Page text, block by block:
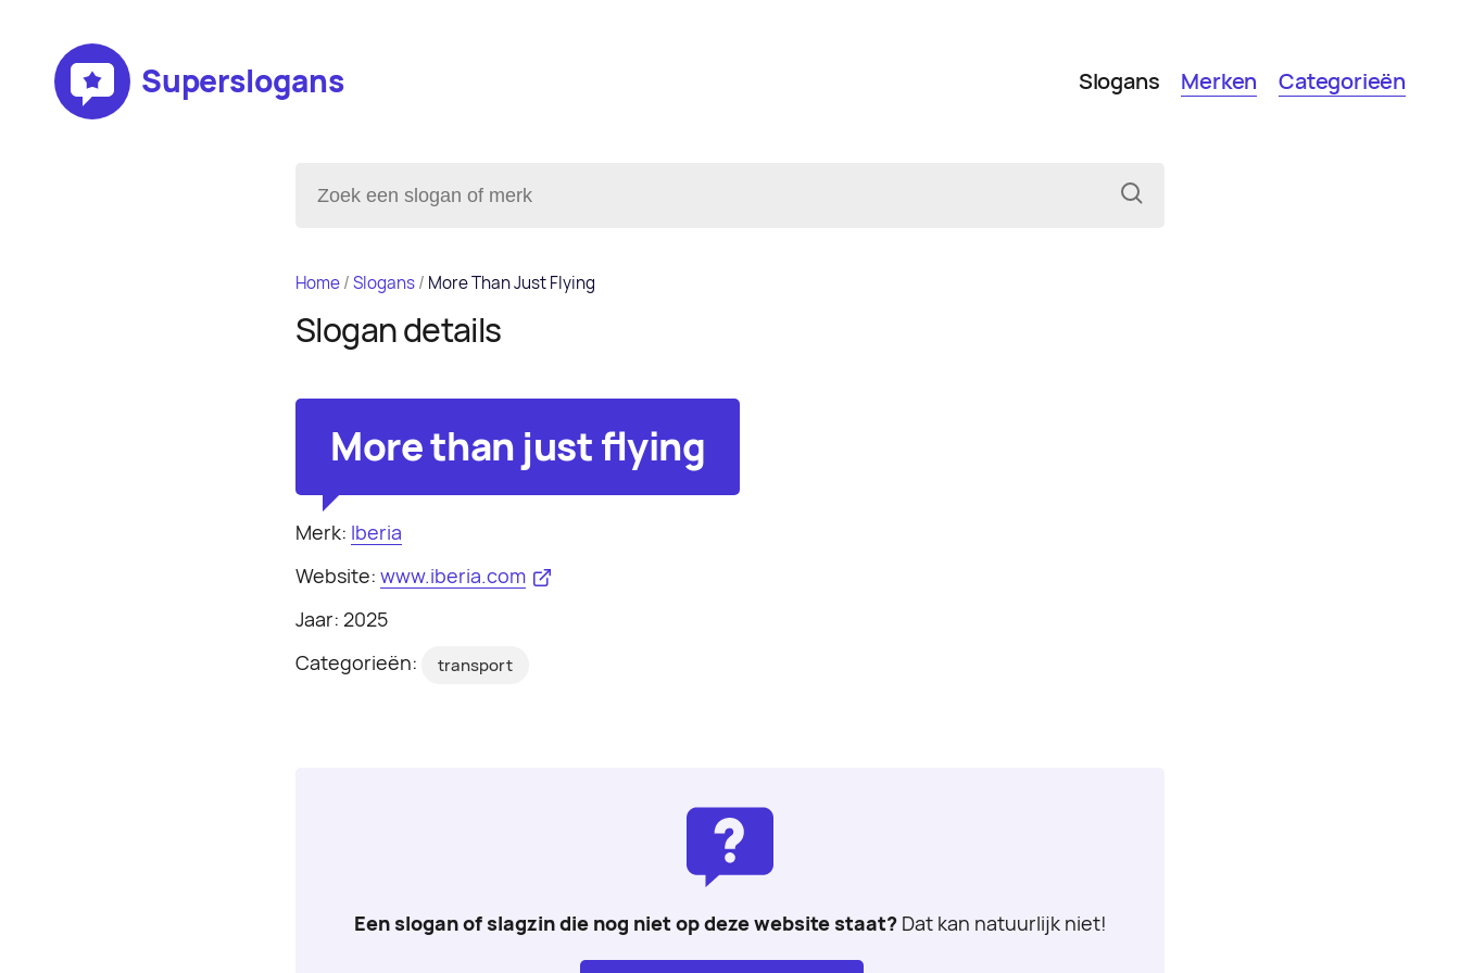
Superslogans Slogans Merken Categorieën
Home/Slogans/ More Than Just Flying
Slogan details
More than just flying
Merk: Iberia
Website: www.iberia.com
Jaar: 2025
Categorieën:
transport
Een slogan of slagzin die nog niet op deze website staat?Dat kan natuurlijk niet!